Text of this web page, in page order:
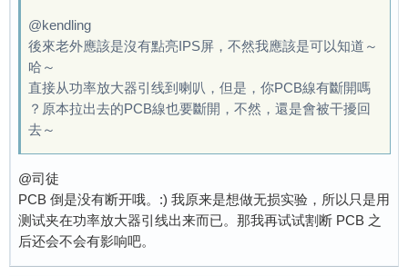
@kendling
後來老外應該是沒有點亮IPS屏，不然我應該是可以知道～
哈～
直接从功率放大器引线到喇叭，但是，你PCB線有斷開嗎
？原本拉出去的PCB線也要斷開，不然，還是會被干擾回
去～
@司徒
PCB 倒是没有断开哦。:) 我原来是想做无损实验，所以只是用
测试夹在功率放大器引线出来而已。那我再试试割断 PCB 之
后还会不会有影响吧。